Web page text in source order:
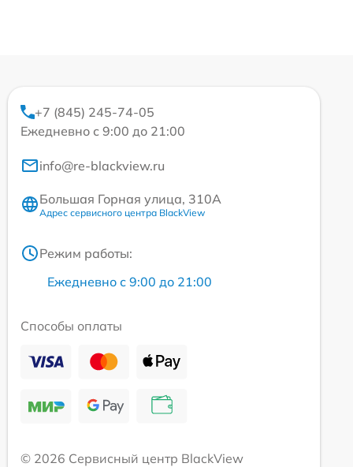
+7 (845) 245-74-05
Ежедневно с 9:00 до 21:00
info@re-blackview.ru
Большая Горная улица, 310А
Адрес сервисного центра BlackView
Режим работы:
Ежедневно с 9:00 до 21:00
Способы оплаты
© 2026 Сервисный центр BlackView